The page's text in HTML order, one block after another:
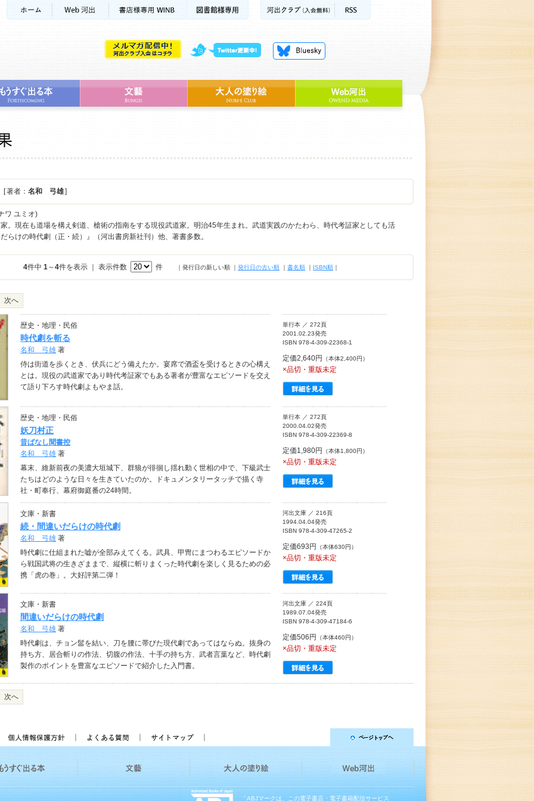
[ 著者： 名和 弓雄]
ワ ユミオ)
。現在も道場を構え剣道、槍術の指南をする現役武道家。明治45年生まれ。武道実践のかたわら、時代考証家としても活
らけの時代劇（正・続）』（河出書房新社刊）他、著書多数。
4件中 1～4件を表示 ｜ 表示件数 件 ｜発行日の新しい順 ｜ 発行日の古い順 ｜ 書名順 ｜ ISBN順 ｜
次へ
歴史・地理・民俗
時代劇を斬る
名和 弓雄 著
侍は街道を歩くとき、伏兵にどう備えたか。宴席で酒盃を受けるときの心構え
とは。現役の武道家であり時代考証家でもある著者が豊富なエピソードを交え
て語り下ろす時代劇よもやま話。
単行本 ／ 272頁
2001.02.23発売
ISBN 978-4-309-22368-1
定価2,640円 （本体2,400円）
×品切・重版未定
歴史・地理・民俗
妖刀村正
昔ばなし聞書控
名和 弓雄 著
幕末、維新前夜の美濃大垣城下、群狼が徘徊し揺れ動く世相の中で、下級武士
たちはどのような日々を生きていたのか。ドキュメンタリータッチで描く寺
社・町奉行、幕府御庭番の24時間。
単行本 ／ 272頁
2000.04.02発売
ISBN 978-4-309-22369-8
定価1,980円 （本体1,800円）
×品切・重版未定
文庫・新書
続・間違いだらけの時代劇
名和 弓雄 著
時代劇に仕組まれた嘘が全部みえてくる。武具、甲冑にまつわるエピソードか
ら戦国武将の生きざままで、縦横に斬りまくった時代劇を楽しく見るための必
携「虎の巻」。大好評第二弾！
河出文庫 ／ 216頁
1994.04.04発売
ISBN 978-4-309-47265-2
定価693円 （本体630円）
×品切・重版未定
文庫・新書
間違いだらけの時代劇
名和 弓雄 著
時代劇は、チョン髷を結い、刀を腰に帯びた現代劇であってはならぬ。抜身の
持ち方、居合斬りの作法、切腹の作法、十手の持ち方、武者言葉など、時代劇
製作のポイントを豊富なエピソードで紹介した入門書。
河出文庫 ／ 224頁
1989.07.04発売
ISBN 978-4-309-47184-6
定価506円 （本体460円）
×品切・重版未定
次へ
「ABJマークは、この電子書店・電子書籍配信サービス